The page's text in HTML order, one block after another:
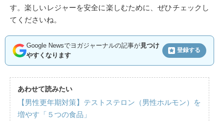
す。楽しいレジャーを安全に楽しむために、ぜひチェックし
てくださいね。
Google Newsでヨガジャーナルの記事が見つけ
やすくなります
登録する
あわせて読みたい
【男性更年期対策】テストステロン（男性ホルモン）を
増やす「５つの食品」